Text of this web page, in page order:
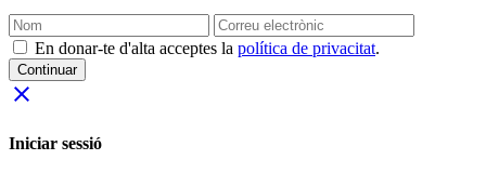
En donar-te d'alta acceptes la política de privacitat.
Continuar
close
Iniciar sessió